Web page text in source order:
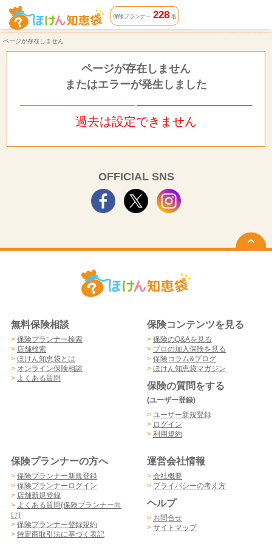
ページが存在しません | ほけん知恵袋
保険プランナー 228名
ページが存在しません
ページが存在しません
またはエラーが発生しました
過去は設定できません
OFFICIAL SNS
無料保険相談
> 保険プランナー検索
> 店舗検索
> ほけん知恵袋とは
> オンライン保険相談
> よくある質問
保険コンテンツを見る
> 保険のQ&Aを見る
> プロの加入保険を見る
> 保険コラム&ブログ
> ほけん知恵袋マガジン
保険の質問をする
(ユーザー登録)
> ユーザー新規登録
> ログイン
> 利用規約
保険プランナーの方へ
> 保険プランナー新規登録
> 保険プランナーログイン
> 店舗新規登録
> よくある質問(保険プランナー向
け)
> 保険プランナー登録規約
> 特定商取引法に基づく表記
運営会社情報
> 会社概要
> プライバシーの考え方
ヘルプ
> お問合せ
> サイトマップ